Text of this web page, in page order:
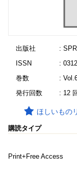
出版社
:
ISSN
:
巻数
:
発行回数
: 12
ほしいもの
購読タイプ
Print+Free Access